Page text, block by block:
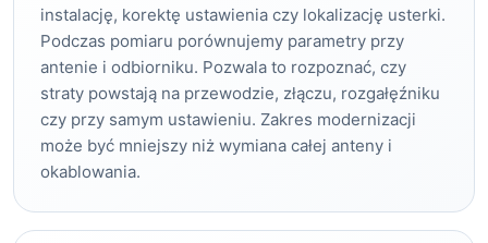
instalację, korektę ustawienia czy lokalizację usterki.
Podczas pomiaru porównujemy parametry przy
antenie i odbiorniku. Pozwala to rozpoznać, czy
straty powstają na przewodzie, złączu, rozgałęźniku
czy przy samym ustawieniu. Zakres modernizacji
może być mniejszy niż wymiana całej anteny i
okablowania.